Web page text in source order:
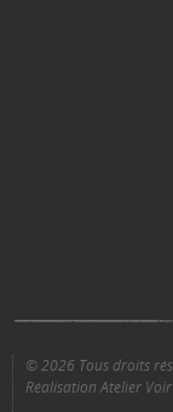
© 2026 Tous droits
Réalisation Atelier Voir